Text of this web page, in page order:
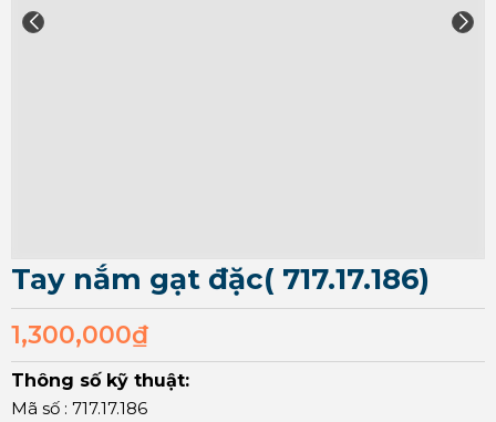
Tay nắm gạt đặc( 717.17.186)
1,300,000₫
Thông số kỹ thuật:
Mã số : 717.17.186